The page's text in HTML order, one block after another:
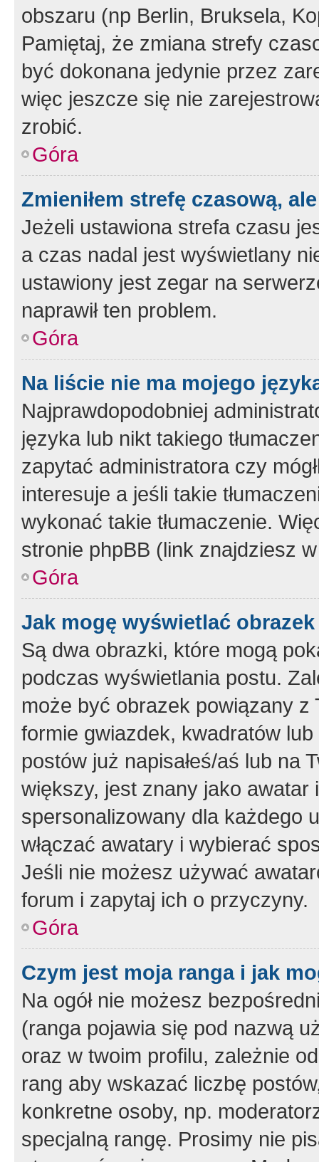
obszaru (np Berlin, Bruksela,
Pamiętaj, że zmiana strefy
być dokonana jedynie przez
więc jeszcze się nie
zrobić.
Góra
Zmieniłem strefę czasową,
Jeżeli ustawiona strefa czasu
a czas nadal jest wyświetlany
ustawiony jest zegar na
naprawił ten problem.
Góra
Na liście nie ma mojego
Najprawdopodobniej
języka lub nikt takiego
zapytać administratora czy
interesuje a jeśli takie
wykonać takie tłumaczenie.
stronie phpBB (link znajdziesz
Góra
Jak mogę wyświetlać
Są dwa obrazki, które mogą
podczas wyświetlania postu.
może być obrazek powiązany z
formie gwiazdek, kwadratów
postów już napisałeś/aś lub na
większy, jest znany jako
spersonalizowany dla każdego
włączać awatary i wybierać
Jeśli nie możesz używać
forum i zapytaj ich o przyczyny.
Góra
Czym jest moja ranga i jak
Na ogół nie możesz
(ranga pojawia się pod nazwą
oraz w twoim profilu, zależnie
rang aby wskazać liczbę
konkretne osoby, np.
specjalną rangę. Prosimy nie